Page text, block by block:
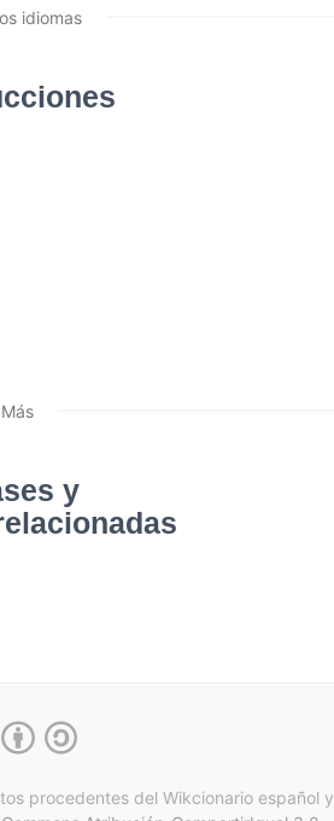
idiomas
Más
y
procedentes del Wikcionario español y